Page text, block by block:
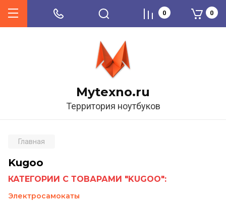
Mytexno.ru
Территория ноутбуков
0 0
Главная
Kugoo
КАТЕГОРИИ С ТОВАРАМИ "KUGOO":
Электросамокаты